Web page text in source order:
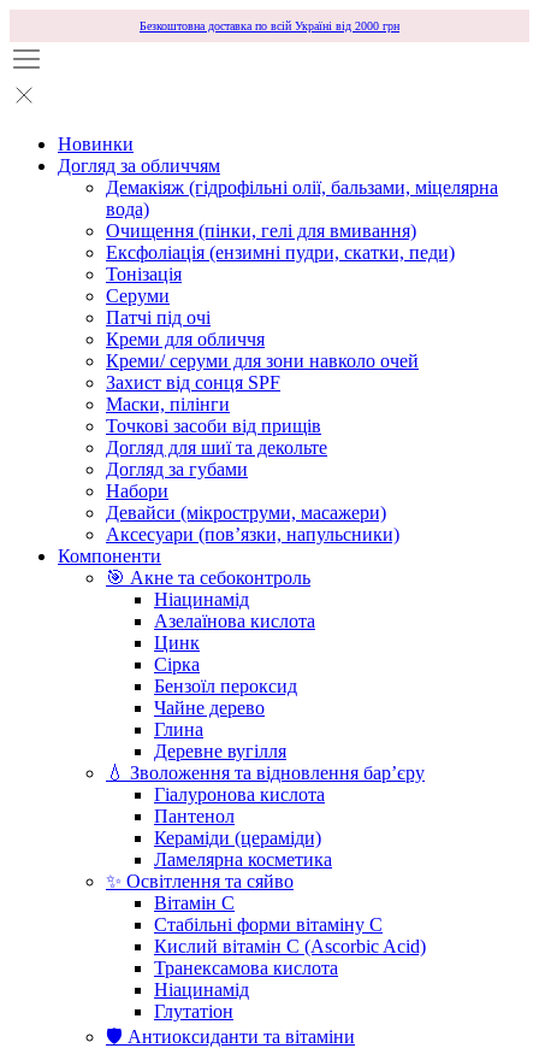
Безкоштовна доставка по всій Україні від 2000 грн
Новинки
Догляд за обличчям
Демакіяж (гідрофільні олії, бальзами, міцелярна
вода)
Очищення (пінки, гелі для вмивання)
Ексфоліація (ензимні пудри, скатки, педи)
Тонізація
Серуми
Патчі під очі
Креми для обличчя
Креми/ серуми для зони навколо очей
Захист від сонця SPF
Маски, пілінги
Точкові засоби від прищів
Догляд для шиї та декольте
Догляд за губами
Набори
Девайси (мікроструми, масажери)
Аксесуари (повʼязки, напульсники)
Компоненти
🎯 Акне та себоконтроль
Ніацинамід
Азелаїнова кислота
Цинк
Сірка
Бензоїл пероксид
Чайне дерево
Глина
Деревне вугілля
💧 Зволоження та відновлення бар’єру
Гіалуронова кислота
Пантенол
Кераміди (цераміди)
Ламелярна косметика
✨ Освітлення та сяйво
Вітамін С
Стабільні форми вітаміну С
Кислий вітамін С (Ascorbic Acid)
Транексамова кислота
Ніацинамід
Глутатіон
🛡️ Антиоксиданти та вітаміни